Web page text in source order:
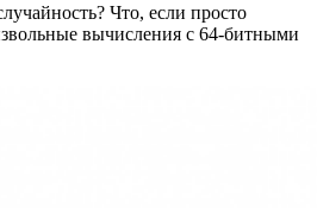
Что, если просто
вычисления с 64-битными